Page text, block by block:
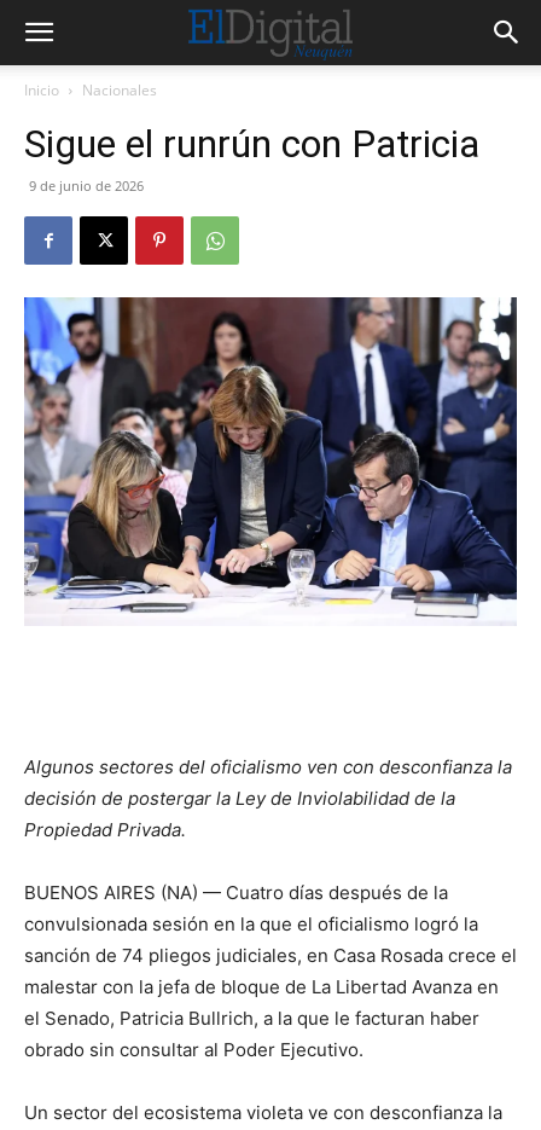
Inicio Nacionales
Sigue el runrún con Patricia
9 de junio de 2026
Algunos sectores del oficialismo ven con desconfianza la
decisión de postergar la Ley de Inviolabilidad de la
Propiedad Privada.
BUENOS AIRES (NA) — Cuatro días después de la
convulsionada sesión en la que el oficialismo logró la
sanción de 74 pliegos judiciales, en Casa Rosada crece el
malestar con la jefa de bloque de La Libertad Avanza en
el Senado, Patricia Bullrich, a la que le facturan haber
obrado sin consultar al Poder Ejecutivo.
Un sector del ecosistema violeta ve con desconfianza la